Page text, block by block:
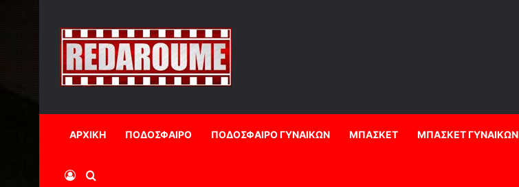
ΑΡΧΙΚΗ ΠΟΔΟΣΦΑΙΡΟ ΠΟΔΟΣΦΑΙΡΟ ΓΥΝΑΙΚΩΝ ΜΠΑΣΚΕΤ ΜΠΑΣΚΕΤ ΓΥΝΑΙΚΩΝ
Log InΑναζήτηση